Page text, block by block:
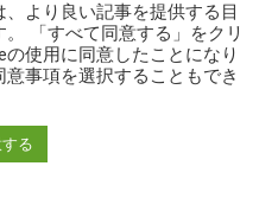
より良い記事を提供する目
「すべて同意する」をクリ
使用に同意したことになり
事項を選択することもでき
る